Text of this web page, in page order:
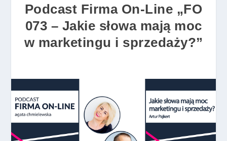
Podcast Firma On-Line „FO
073 – Jakie słowa mają moc
w marketingu i sprzedaży?”